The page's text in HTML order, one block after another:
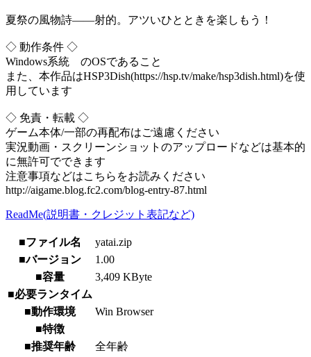
夏祭の風物詩――射的。アツいひとときを楽しもう！
◇ 動作条件 ◇
Windows系統 のOSであること
また、本作品はHSP3Dish(https://hsp.tv/make/hsp3dish.html)を使
用しています
◇ 免責・転載 ◇
ゲーム本体/一部の再配布はご遠慮ください
実況動画・スクリーンショットのアップロードなどは基本的
に無許可でできます
注意事項などはこちらをお読みください
http://aigame.blog.fc2.com/blog-entry-87.html
ReadMe(説明書・クレジット表記など)
■ファイル名
yatai.zip
■バージョン
1.00
■容量
3,409 KByte
■必要ランタイム
■動作環境
Win Browser
■特徴
■推奨年齢
全年齢